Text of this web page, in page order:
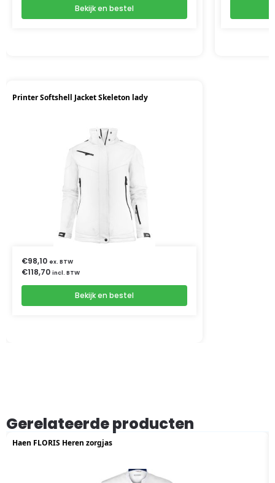
Bekijk en bestel
Printer Softshell Jacket Skeleton lady
€98,10 ex. BTW
€118,70 incl. BTW
Bekijk en bestel
Gerelateerde producten
Haen FLORIS Heren zorgjas